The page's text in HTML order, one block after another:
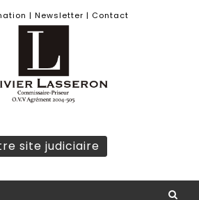
| Newsletter | Contact
site judiciaire